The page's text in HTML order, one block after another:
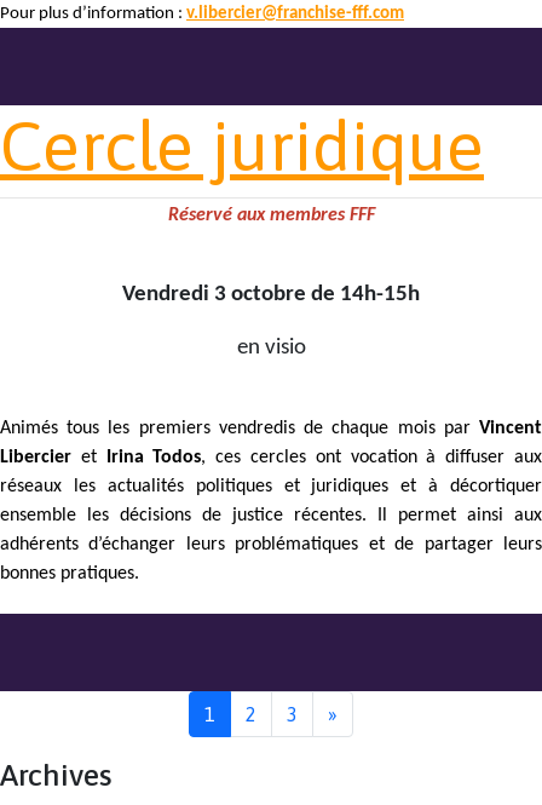
Pour plus d’information : v.libercier@franchise-fff.com
Cercle juridique
Réservé aux membres FFF
Vendredi 3 octobre de 14h-15h
en visio
Animés tous les premiers vendredis de chaque mois par Vincent
Libercier et Irina Todos, ces cercles ont vocation à diffuser aux
réseaux les actualités politiques et juridiques et à décortiquer
ensemble les décisions de justice récentes. Il permet ainsi aux
adhérents d’échanger leurs problématiques et de partager leurs
bonnes pratiques.
1 2 3 »
Archives